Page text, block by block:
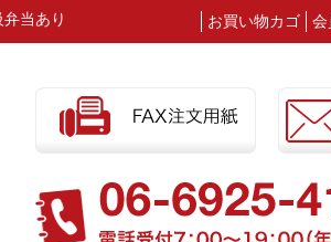
当あり お買い物カゴ 会